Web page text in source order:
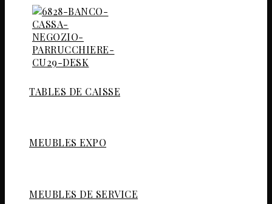
TABLES DE CAISSE
MEUBLES EXPO
MEUBLES DE SERVICE